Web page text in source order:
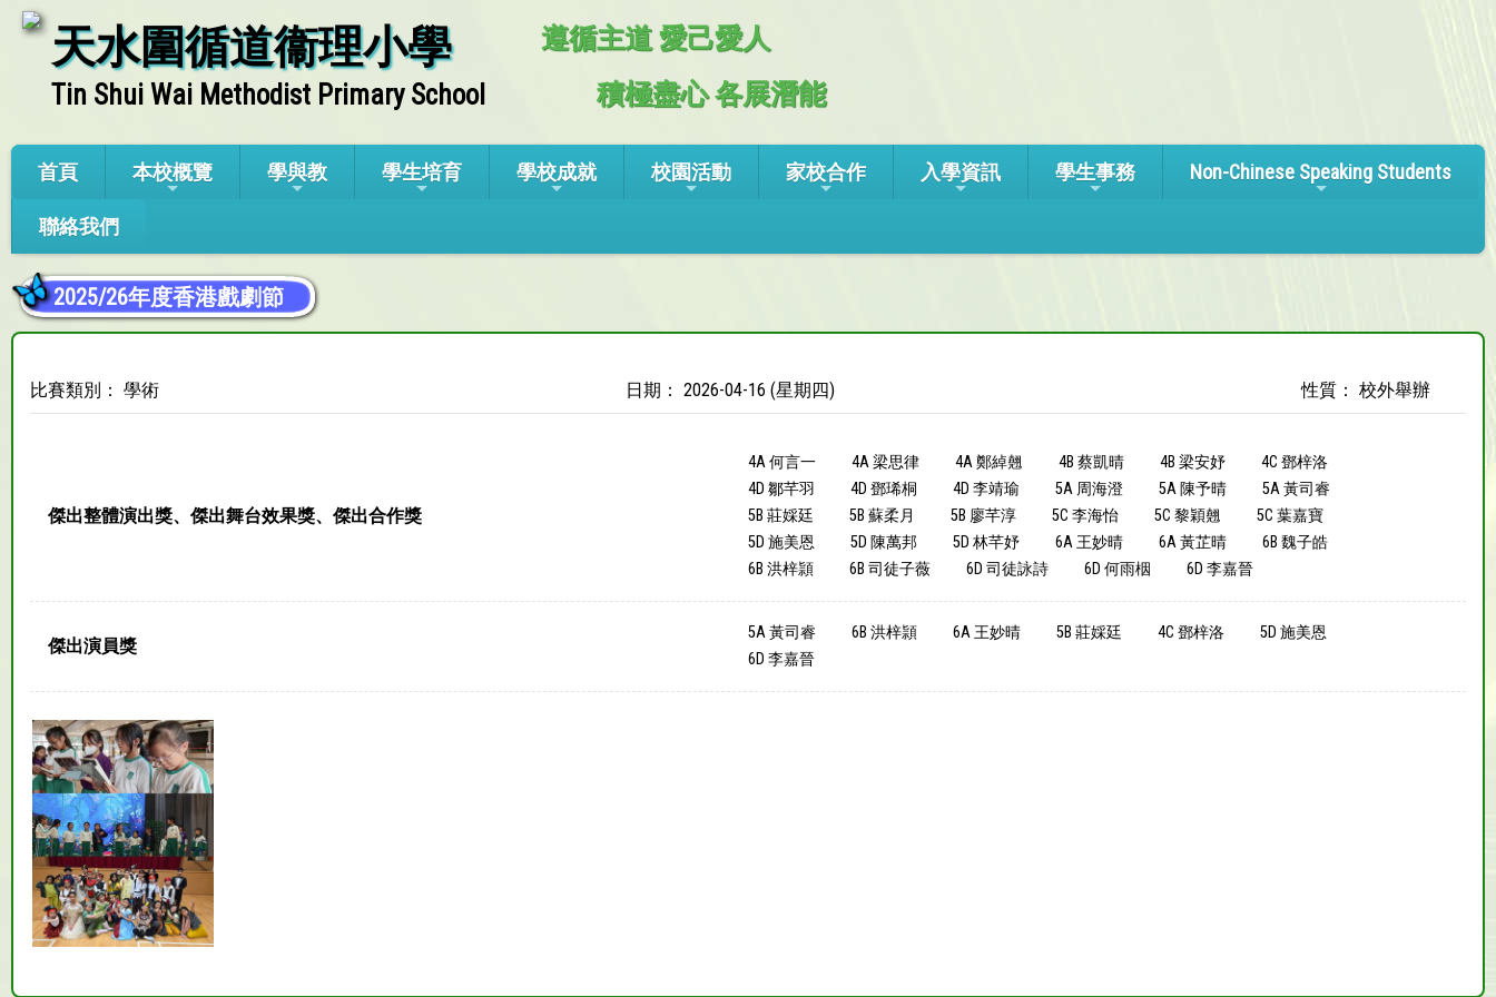
天水圍循道衞理小學
Tin Shui Wai Methodist Primary School
遵循主道 愛己愛人
積極盡心 各展潛能
首頁 本校概覽 學與教 學生培育 學校成就 校園活動 家校合作 入學資訊 學生事務 Non-Chinese Speaking Students
聯絡我們
2025/26年度香港戲劇節
比賽類別： 學術 日期： 2026-04-16 (星期四) 性質： 校外舉辦
傑出整體演出獎、傑出舞台效果獎、傑出合作獎
4A 何言一 4A 梁思律 4A 鄭綽翹 4B 蔡凱晴 4B 梁安妤
4C 鄧梓洛
4D 鄒芊羽
4D 鄧琋桐 4D 李靖瑜 5A 周海澄 5A 陳予晴
5A 黃司睿
5B 莊婇廷
5B 蘇柔月 5B 廖芊淳 5C 李海怡 5C 黎穎翹
5C 葉嘉寶
5D 施美恩
5D 陳萬邦 5D 林芊妤 6A 王妙晴 6A 黃芷晴
6B 魏子皓
6B 洪梓頴
6B 司徒子薇 6D 司徒詠詩 6D 何雨栶 6D 李嘉晉
傑出演員獎
5A 黃司睿 6B 洪梓頴 6A 王妙晴 5B 莊婇廷 4C 鄧梓洛
5D 施美恩
6D 李嘉晉